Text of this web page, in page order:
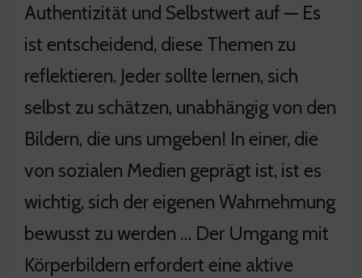
Authentizität und Selbstwert auf — Es
ist entscheidend, diese Themen zu
reflektieren. Jeder sollte lernen, sich
selbst zu schätzen, unabhängig von den
Bildern, die uns umgeben! In einer, die
von sozialen Medien geprägt ist, ist es
wichtig, sich der eigenen Wahrnehmung
bewusst zu werden … Der Umgang mit
Körperbildern erfordert eine aktive